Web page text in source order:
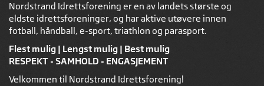
Nordstrand Idrettsforening er en av landets største og
eldste idrettsforeninger, og har aktive utøvere innen
fotball, håndball, e-sport, triathlon og parasport.
Flest mulig | Lengst mulig | Best mulig
RESPEKT - SAMHOLD - ENGASJEMENT
Velkommen til Nordstrand Idrettsforening!